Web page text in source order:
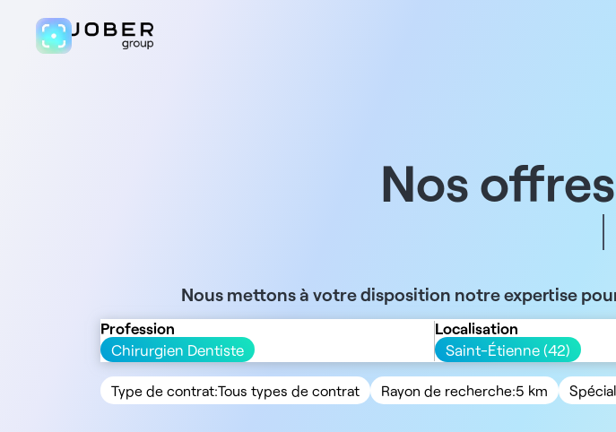
Nos
Nous mettons à votre disposition notre expertise
Profession
Chirurgien Dentiste
Localisation
Saint-Étienne (42)
Type de contrat:Tous types de contrat
Rayon de recherche:5 km